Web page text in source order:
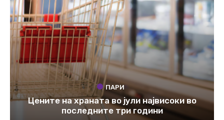
ПАРИ
Цените на храната во јули највисоки во
последните три години